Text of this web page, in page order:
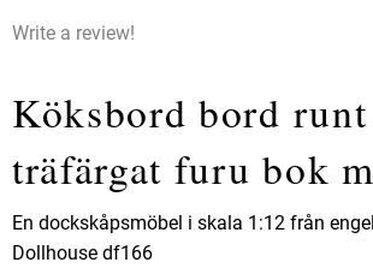
Write a review!
Köksbord bord runt
träfärgat furu bok
En dockskåpsmöbel i skala 1:12 från
Dollhouse df166